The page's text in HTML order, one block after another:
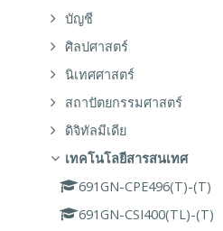
บัญชี
ศิลปศาสตร์
นิเทศศาสตร์
สถาปัตยกรรมศาสตร์
ดิจิทัลมีเดีย
เทคโนโลยีสารสนเทศ
691GN-CPE496(T)-(T)
691GN-CSI400(TL)-(T)